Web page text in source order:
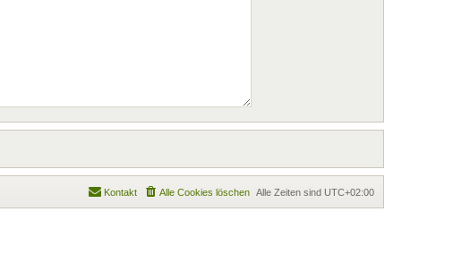
Alle Zeiten sind UTC+02:00
Alle Cookies löschen
Kontakt